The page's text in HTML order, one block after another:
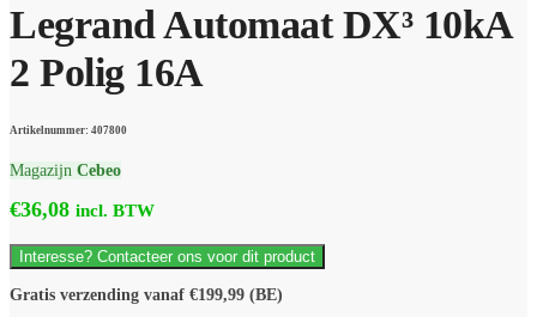
Legrand Automaat DX³ 10kA
2 Polig 16A
Artikelnummer: 407800
Magazijn Cebeo
€36,08 incl. BTW
Interesse? Contacteer ons voor dit product
Gratis verzending vanaf €199,99 (BE)